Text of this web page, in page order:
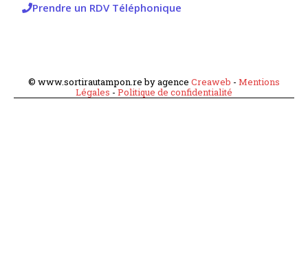
Prendre un RDV Téléphonique
© www.sortirautampon.re by agence Creaweb - Mentions
Légales - Politique de confidentialité